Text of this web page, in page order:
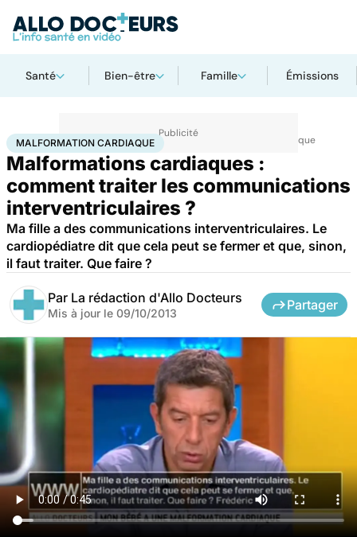
Santé Bien-être Famille Émissions
AccueilSantéMaladiesMaladies cardiaques Malformation cardiaque
MALFORMATION CARDIAQUE
Malformations cardiaques :
comment traiter les communications
interventriculaires ?
Ma fille a des communications interventriculaires. Le
cardiopédiatre dit que cela peut se fermer et que, sinon,
il faut traiter. Que faire ?
Par La rédaction d'Allo Docteurs
Mis à jour le 09/10/2013
Partager